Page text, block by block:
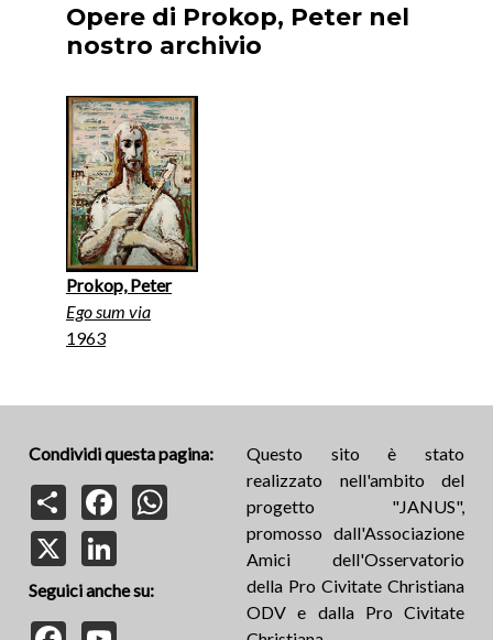
Opere di Prokop, Peter nel
nostro archivio
Prokop, Peter
Ego sum via
1963
Condividi questa pagina:
Share
FacebookWhatsApp
Seguici anche su:
Facebook
Questo sito è stato
realizzato nell'ambito del
progetto "JANUS",
promosso dall'Associazione
Amici dell'Osservatorio
della Pro Civitate Christiana
ODV e dalla Pro Civitate